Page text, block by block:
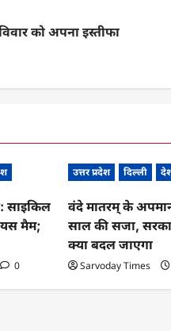
को अपना इस्तीफा
साइकिल
यस मैम;
0
उत्तर प्रदेश दिल्ली
वंदे मातरम् के
साल की सजा,
क्या बदल जाएगा
Sarvoday Times